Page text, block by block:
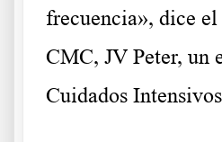
frecuencia», dice
CMC, JV Peter, un
Cuidados